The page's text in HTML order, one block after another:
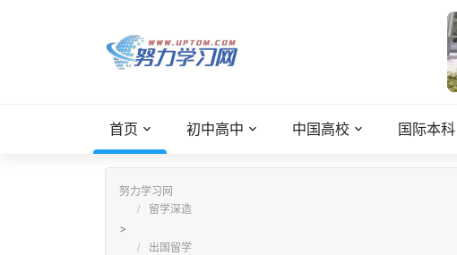
首页 初中高中 中国高校 国际本科
努力学习网
留学深造
>
出国留学